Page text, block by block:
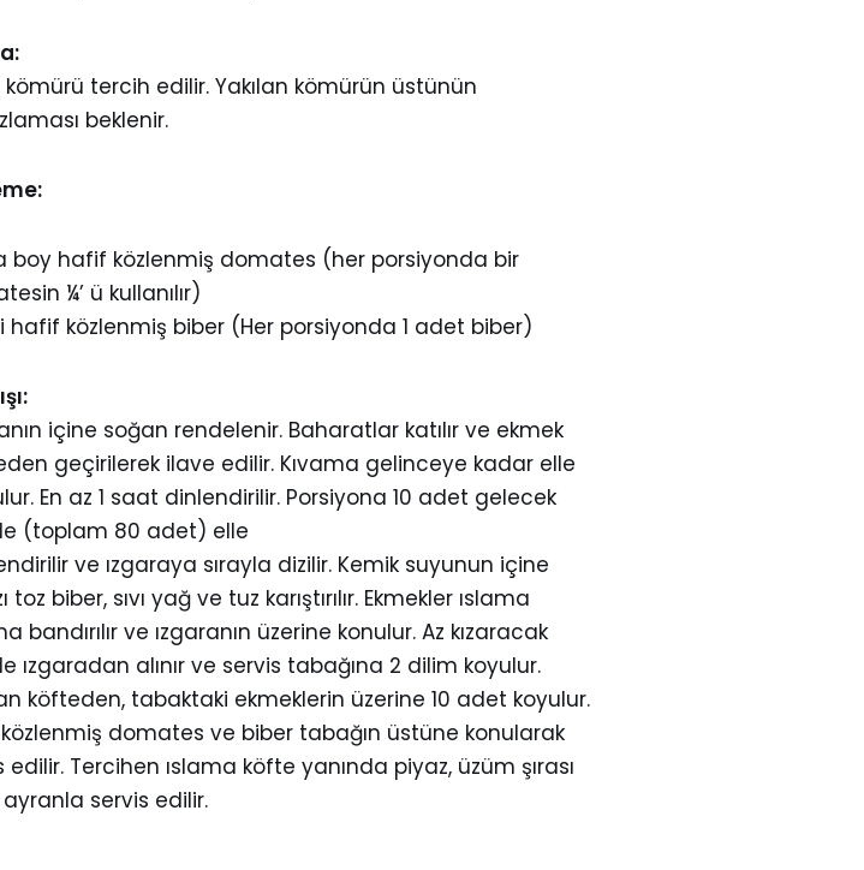
kömürü tercih edilir. Yakılan kömürün üstünün
beklenir.
boy hafif közlenmiş domates (her porsiyonda bir
¼’ ü kullanılır)
hafif közlenmiş biber (Her porsiyonda 1 adet biber)
içine soğan rendelenir. Baharatlar katılır ve ekmek
geçirilerek ilave edilir. Kıvama gelinceye kadar elle
En az 1 saat dinlendirilir. Porsiyona 10 adet gelecek
(toplam 80 adet) elle
ve ızgaraya sırayla dizilir. Kemik suyunun içine
toz biber, sıvı yağ ve tuz karıştırılır. Ekmekler ıslama
bandırılır ve ızgaranın üzerine konulur. Az kızaracak
ızgaradan alınır ve servis tabağına 2 dilim koyulur.
köfteden, tabaktaki ekmeklerin üzerine 10 adet koyulur.
domates ve biber tabağın üstüne konularak
edilir. Tercihen ıslama köfte yanında piyaz, üzüm şırası
servis edilir.